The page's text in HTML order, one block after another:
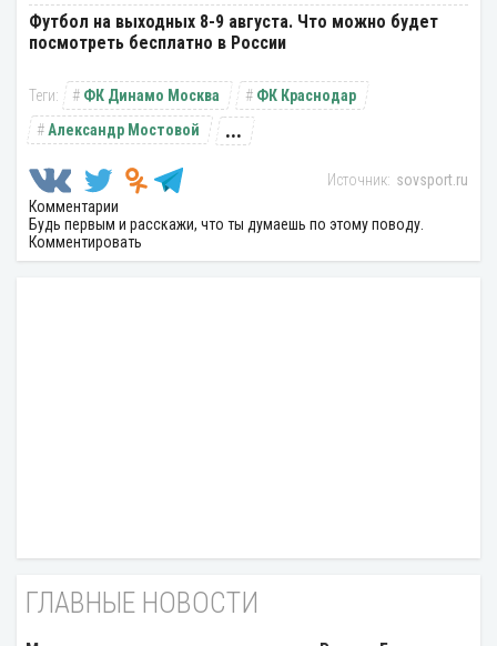
Футбол на выходных 8-9 августа. Что можно будет
посмотреть бесплатно в России
ФК Динамо Москва
ФК Краснодар
Александр Мостовой
...
sovsport.ru
Комментарии
Будь первым и расскажи, что ты думаешь по этому поводу.
Комментировать
ГЛАВНЫЕ НОВОСТИ